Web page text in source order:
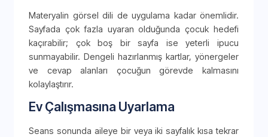
Materyalin görsel dili de uygulama kadar önemlidir.
Sayfada çok fazla uyaran olduğunda çocuk hedefi
kaçırabilir; çok boş bir sayfa ise yeterli ipucu
sunmayabilir. Dengeli hazırlanmış kartlar, yönergeler
ve cevap alanları çocuğun görevde kalmasını
kolaylaştırır.
Ev Çalışmasına Uyarlama
Seans sonunda aileye bir veya iki sayfalık kısa tekrar